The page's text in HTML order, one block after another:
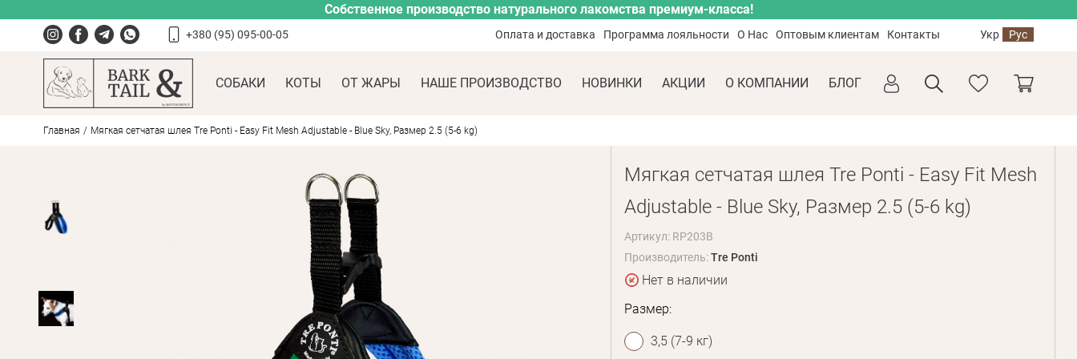
Собственное производство натурального лакомства премиум-класса!
+380 (95) 095-00-05 Оплата и доставка Программа лояльности О Нас Оптовым клиентам Контакты Укр Рус
СОБАКИ КОТЫ ОТ ЖАРЫ НАШЕ ПРОИЗВОДСТВО НОВИНКИ АКЦИИ О КОМПАНИИ БЛОГ
Главная Мягкая сетчатая шлея Tre Ponti - Easy Fit Mesh Adjustable - Blue Sky, Размер 2.5 (5-6 kg)
Мягкая сетчатая шлея Tre Ponti - Easy Fit Mesh
Adjustable - Blue Sky, Размер 2.5 (5-6 kg)
Артикул: RP203B
Производитель:Tre Ponti
Нет в наличии
Размер:
3,5 (7-9 кг)